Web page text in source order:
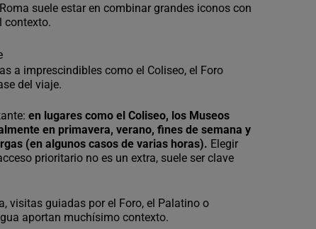
suele estar en combinar grandes iconos con
contexto.
a imprescindibles como el Coliseo, el Foro
del viaje.
en lugares como el Coliseo, los Museos
en primavera, verano, fines de semana y
(en algunos casos de varias horas). Elegir
prioritario no es un extra, suele ser clave
visitas guiadas por el Foro, el Palatino o
aportan muchísimo contexto.